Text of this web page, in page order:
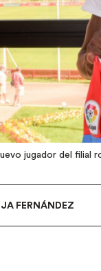
jugador del filial
FERNÁNDEZ